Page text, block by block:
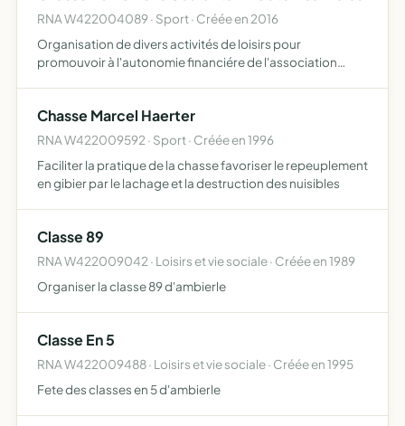
RNA W422004089 · Sport · Créée en 2016
Organisation de divers activités de loisirs pour
promouvoir à l'autonomie financiére de l'association
Chasse Marcel Haerter
RNA W422009592 · Sport · Créée en 1996
Faciliter la pratique de la chasse favoriser le repeuplement
en gibier par le lachage et la destruction des nuisibles
Classe 89
RNA W422009042 · Loisirs et vie sociale · Créée en 1989
Organiser la classe 89 d'ambierle
Classe En 5
RNA W422009488 · Loisirs et vie sociale · Créée en 1995
Fete des classes en 5 d'ambierle